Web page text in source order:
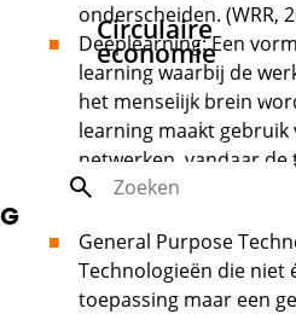
Circulaire
economie
Circulaire
economie
Zoek
onderscheiden. (WRR,
Deeplearning: Een
learning waarbij de
het menselijk brein
learning maakt gebruik
netwerken, vandaar de
2021)
G
General Purpose
Technologieën die niet
toepassing maar een